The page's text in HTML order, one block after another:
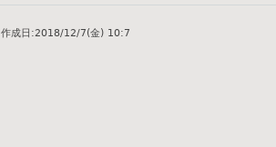
作成日:2018/12/7(金) 10:7